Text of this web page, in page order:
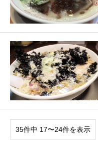
35件中 17〜24件を表示